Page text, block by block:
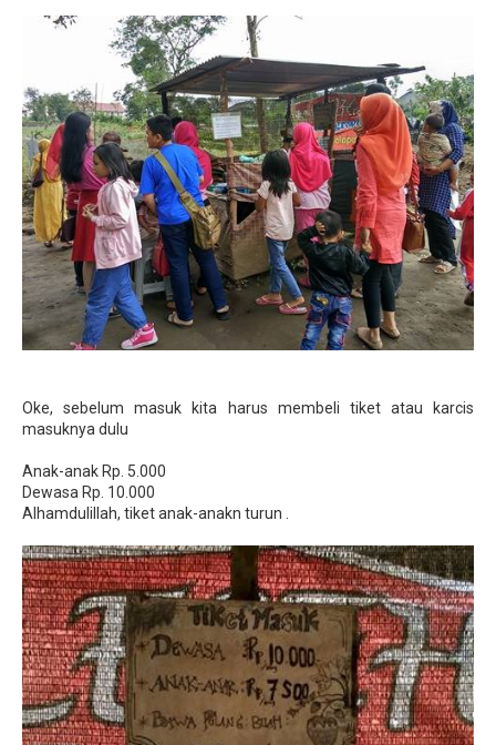
Oke, sebelum masuk kita harus membeli tiket atau karcis
masuknya dulu
Anak-anak Rp. 5.000
Dewasa Rp. 10.000
Alhamdulillah, tiket anak-anakn turun .